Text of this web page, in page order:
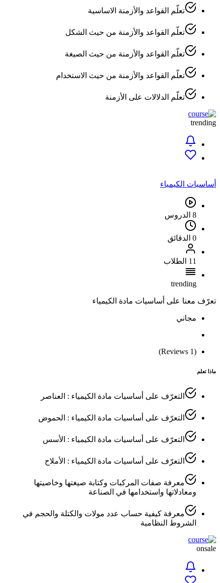
تعلّم القواعد والأزمنة الاساسية
تعلّم القواعد والأزمنة من حيث الشكل
تعلّم القواعد والأزمنة من حيث الصيغة
تعلّم القواعد والأزمنة من حيث الاستخدام
تعلّم الدلالات على الأزمنة
trending
أساسيات الكيمياء
8 الدروس
0 الدقائق
11 الطلاب
trending
تعرّف معنا على أساسيات مادة الكيمياء
مجاني
(1 Reviews)
ماذا تعلم
التعرّف على أساسيات مادة الكيمياء : العناصر
التعرّف على أساسيات مادة الكيمياء : الحموض
التعرّف على أساسيات مادة الكيمياء : الأسس
التعرّف على أساسيات مادة الكيمياء : الأملاح
معرفة صفات المركبات وكتابة صيغتها وخاصيتها
ومعادلاتها واستخدامها في الصناعة
معرفة كيفية حساب عدد مولات والكتلة والحجم في
الشروط النظامية
onsale